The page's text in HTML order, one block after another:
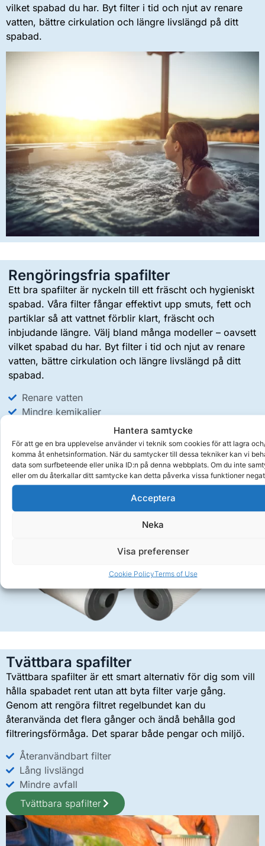
Hantera samtycke
För att ge en bra upplevelse använder vi teknik som cookies för att lagra
komma åt enhetsinformation. När du samtycker till dessa tekniker kan vi
data som surfbeteende eller unika ID:n på denna webbplats. Om du inte
eller om du återkallar ditt samtycke kan detta påverka vissa funktioner
Acceptera
Neka
Visa preferenser
Cookie PolicyTerms of Use
vilket spabad du har. Byt filter i tid och njut av renare
vatten, bättre cirkulation och längre livslängd på ditt
spabad.
Rengöringsfria spafilter
Ett bra spafilter är nyckeln till ett fräscht och hygieniskt
spabad. Våra filter fångar effektivt upp smuts, fett och
partiklar så att vattnet förblir klart, fräscht och
inbjudande längre. Välj bland många modeller – oavsett
vilket spabad du har. Byt filter i tid och njut av renare
vatten, bättre cirkulation och längre livslängd på ditt
spabad.
Renare vatten
Mindre kemikalier
Slippa rengöring av filter
Rengöringsfria spafilter
Tvättbara spafilter
Tvättbara spafilter är ett smart alternativ för dig som vill
hålla spabadet rent utan att byta filter varje gång.
Genom att rengöra filtret regelbundet kan du
återanvända det flera gånger och ändå behålla god
filtreringsförmåga. Det sparar både pengar och miljö.
Återanvändbart filter
Lång livslängd
Mindre avfall
Tvättbara spafilter